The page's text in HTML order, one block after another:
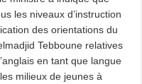
les niveaux d’instruction
des orientations du
Tebboune relatives
en tant que langue
milieux de jeunes à